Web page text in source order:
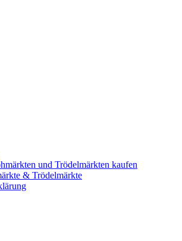
und Trödelmärkten kaufen
& Trödelmärkte